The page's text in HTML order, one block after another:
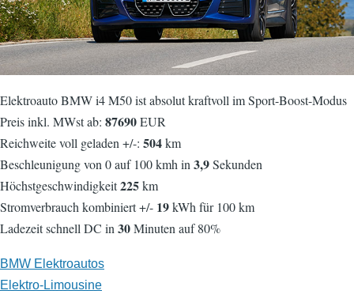
Elektroauto BMW i4 M50 ist absolut kraftvoll im Sport-Boost-Modus
Preis inkl. MWst ab: 87690EUR
Reichweite voll geladen +/-: 504km
Beschleunigung von 0 auf 100 kmh in 3,9Sekunden
Höchstgeschwindigkeit225km
Stromverbrauch kombiniert +/- 19kWh für 100 km
Ladezeit schnell DC in 30Minuten auf 80%
BMW Elektroautos
Elektro-Limousine